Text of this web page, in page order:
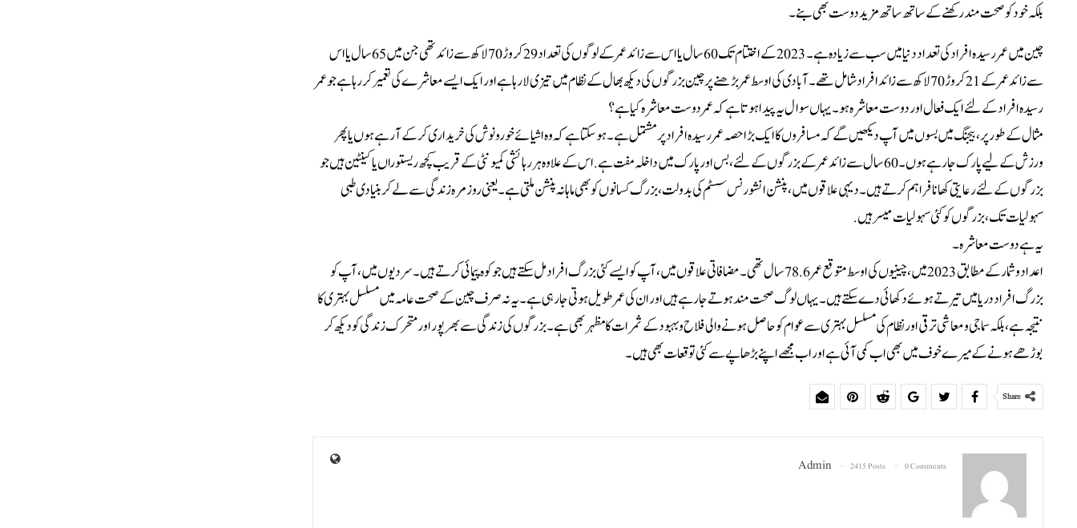
بلکہ خود کو صحت مند رکھنے کے ساتھ ساتھ مزید دوست بھی بنے۔
چین میں عمر رسیدہ افراد کی تعداد دنیا میں سب سے زیادہ ہے ۔2023 کے اختتام تک 60 سال یا اس سے زائد عمر کے لوگوں کی تعداد 29 کروڑ 70 لاکھ سے زائد تھی جن میں 65 سال یا اس
سے زائد عمر کے 21 کروڑ 70 لاکھ سے زائد افراد شامل تھے۔ آبادی کی اوسط عمر بڑھنے پر چین بزرگوں کی دیکھ بھال کے نظام میں تیزی لا رہا ہے اور ایک ایسے معاشرے کی تعمیر کر رہا ہے جو عمر
رسیدہ افراد کے لئے ایک فعال اور دوست معاشرہ ہو ۔یہاں سوال یہ پیدا ہوتا ہے کہ عمر دوست معاشرہ کیا ہے؟
مثال کے طور پر ، بیجنگ میں بسوں میں آپ دیکھیں گے کہ مسافروں کا ایک بڑا حصہ عمر رسیدہ افراد پر مشتمل ہے ۔ ہو سکتا ہے کہ وہ اشیائے خورونوش کی خریداری کر کے آ رہے ہوں یا پھر
ورزش کے لیے پارک جا رہے ہوں۔ 60سال سے زائد عمر کے بزرگوں کے لئے، بس اور پارک میں داخلہ مفت ہے.اس کے علاوہ ہر رہائشی کمیونٹی کے قریب کچھ ریستوراں یا کینٹین ہیں جو
بزرگوں کے لئے رعایتی کھانا فراہم کرتے ہیں۔ دیہی علاقوں میں، پنشن انشورنس سسٹم کی بدولت،بزرگ کسانوں کو بھی ماہانہ پنشن ملتی ہے ۔یعنی روزمرہ زندگی سے لے کر بنیادی طبی
سہولیات تک، بزرگوں کو کئی سہولیات میسر ہیں.
یہ ہے دوست معاشرہ ۔
اعداد و شمار کے مطابق 2023 میں ، چینیوں کی اوسط متوقع عمر 78.6 سال تھی ۔ مضافاتی علاقوں میں، آپ کو ایسے کئی بزرگ افراد مل سکتے ہیں جو کوہ پیمائی کرتے ہیں۔ سردیوں میں، آپ کو
بزرگ افراد دریا میں تیرتے ہوئے دکھائی دے سکتے ہیں ۔یہاں لوگ صحت مند ہوتے جا رہے ہیں اور ان کی عمرطویل ہوتی جارہی ہے۔یہ نہ صرف چین کے صحت عامہ میں مسلسل بہتری کا
نتیجہ ہے، بلکہ سماجی و معاشی ترقی اور نظام کی مسلسل بہتری سے عوام کو حاصل ہونے والی فلاح و بہبود کے ثمرات کا مظہر بھی ہے ۔بزرگوں کی زندگی سے بھر پور اور متحرک زندگی کو دیکھ کر
بوڑھے ہونے کے میرے خوف میں بھی اب کمی آئی ہے اور اب مجھے اپنے بڑھاپے سے کئی توقعات بھی ہیں۔
Share
Admin 2415 Posts 0 Comments